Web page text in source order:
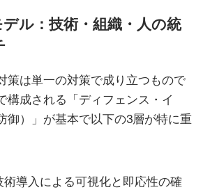
ル：技術・組織・人の統
策は単一の対策で成り立つもので
構成される「ディフェンス・イ
御）」が基本で以下の3層が特に重
導入による可視化と即応性の確